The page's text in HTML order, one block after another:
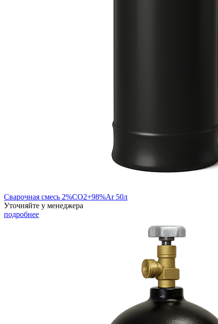
Сварочная смесь 2%СО2+98%Ar 50л
Уточняйте у менеджера
подробнее